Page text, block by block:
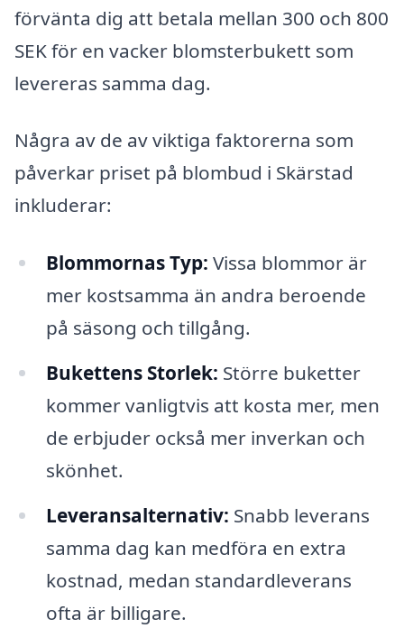
förvänta dig att betala mellan 300 och 800
SEK för en vacker blomsterbukett som
levereras samma dag.
Några av de av viktiga faktorerna som
påverkar priset på blombud i Skärstad
inkluderar:
Blommornas Typ: Vissa blommor är
mer kostsamma än andra beroende
på säsong och tillgång.
Bukettens Storlek: Större buketter
kommer vanligtvis att kosta mer, men
de erbjuder också mer inverkan och
skönhet.
Leveransalternativ: Snabb leverans
samma dag kan medföra en extra
kostnad, medan standardleverans
ofta är billigare.